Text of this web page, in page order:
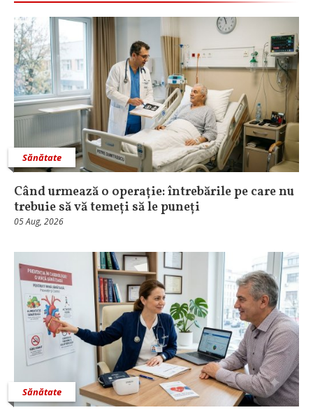
Sănătate
Când urmează o operație: întrebările pe care nu
trebuie să vă temeți să le puneți
05 Aug, 2026
Sănătate